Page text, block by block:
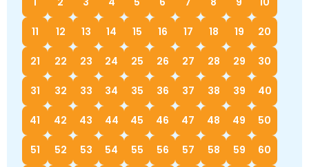
Немецкий язык
География
История
Биология
Технология
История
ОБЖ
География
11 12 13 14 15 16 17 18 19 20
21 22 23 24 25 26 27 28 29 30
31 32 33 34 35 36 37 38 39 40
41 42 43 44 45 46 47 48 49 50
51 52 53 54 55 56 57 58 59 60